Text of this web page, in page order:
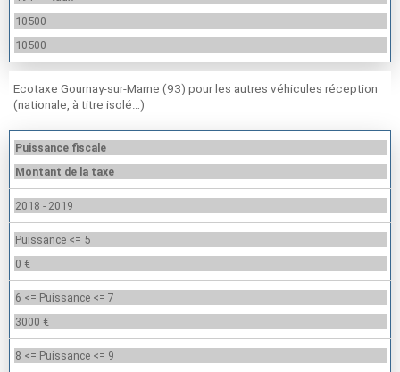
10500
10500
Ecotaxe Gournay-sur-Marne (93) pour les autres véhicules réception
(nationale, à titre isolé…)
Puissance fiscale
Montant de la taxe
2018 - 2019
Puissance <= 5
0 €
6 <= Puissance <= 7
3000 €
8 <= Puissance <= 9